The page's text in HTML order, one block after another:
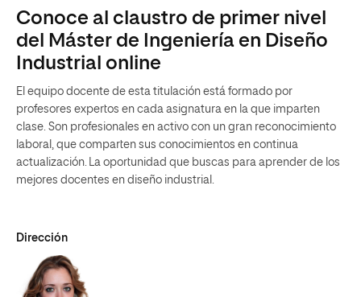
Conoce al claustro de primer nivel
del Máster de Ingeniería en Diseño
Industrial online
El equipo docente de esta titulación está formado por
profesores expertos en cada asignatura en la que imparten
clase. Son profesionales en activo con un gran reconocimiento
laboral, que comparten sus conocimientos en continua
actualización. La oportunidad que buscas para aprender de los
mejores docentes en diseño industrial.
Dirección